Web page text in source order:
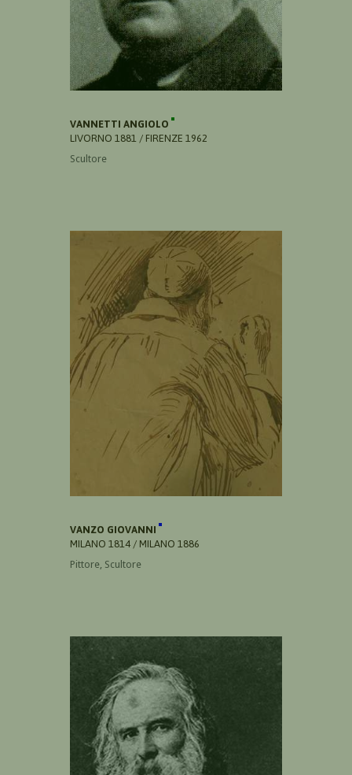
VANNETTI ANGIOLO
LIVORNO 1881 / FIRENZE 1962
Scultore
VANZO GIOVANNI
MILANO 1814 / MILANO 1886
Pittore, Scultore